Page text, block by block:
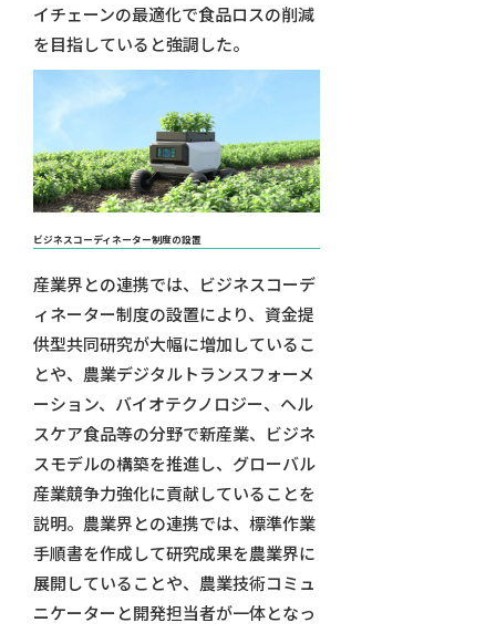
イチェーンの最適化で食品ロスの削減
を目指していると強調した。
ビジネスコーディネーター制度の設置
産業界との連携では、ビジネスコーデ
ィネーター制度の設置により、資金提
供型共同研究が大幅に増加しているこ
とや、農業デジタルトランスフォーメ
ーション、バイオテクノロジー、ヘル
スケア食品等の分野で新産業、ビジネ
スモデルの構築を推進し、グローバル
産業競争力強化に貢献していることを
説明。農業界との連携では、標準作業
手順書を作成して研究成果を農業界に
展開していることや、農業技術コミュ
ニケーターと開発担当者が一体となっ